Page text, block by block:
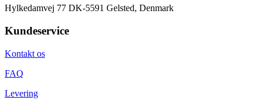
Hylkedamvej 77 DK-5591 Gelsted, Denmark
Kundeservice
Kontakt os
FAQ
Levering